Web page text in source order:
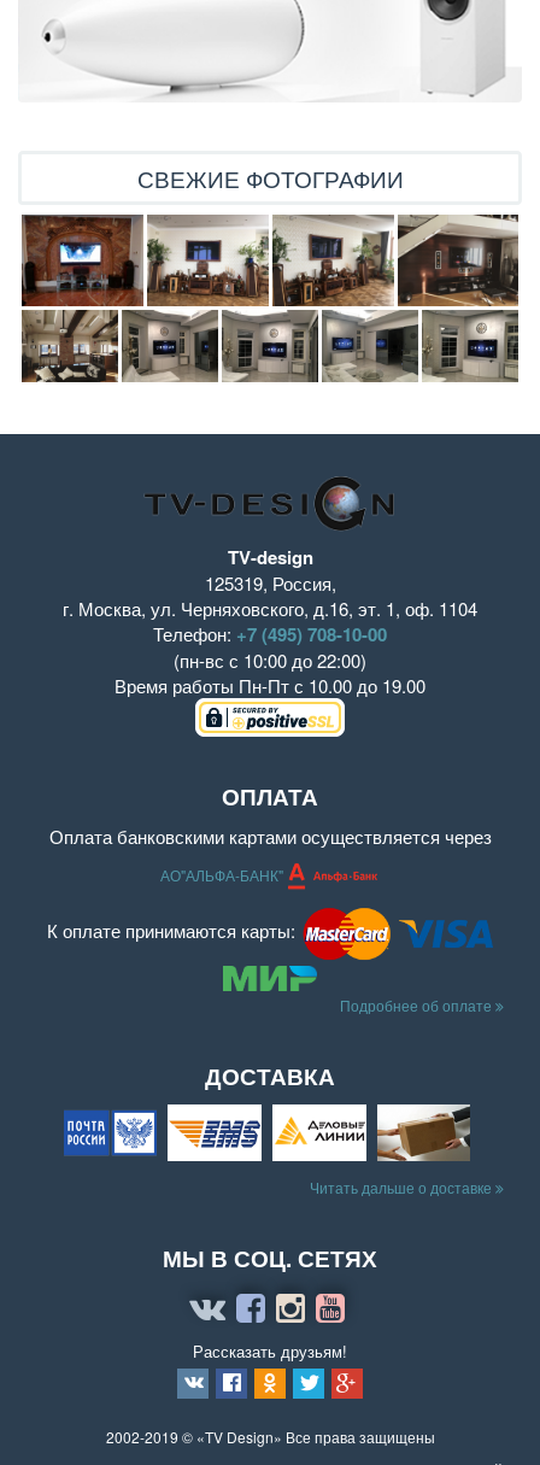
СВЕЖИЕ ФОТОГРАФИИ
TV-design
125319, Россия,
г. Москва, ул. Черняховского, д.16, эт. 1, оф. 1104
Телефон: +7 (495) 708-10-00
(пн-вс с 10:00 до 22:00)
Время работы Пн-Пт с 10.00 до 19.00
ОПЛАТА
Оплата банковскими картами осуществляется через
АО"АЛЬФА-БАНК"
К оплате принимаются карты:
Подробнее об оплате
ДОСТАВКА
Читать дальше о доставке
МЫ В СОЦ. СЕТЯХ
Рассказать друзьям!
2002-2019 © «TV Design» Все права защищены